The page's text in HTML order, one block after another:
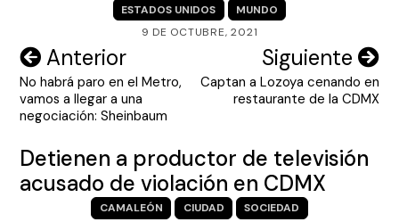
ESTADOS UNIDOS
MUNDO
9 DE OCTUBRE, 2021
Navegación
de
entradas
Anterior
No habrá paro en el Metro,
vamos a llegar a una
negociación: Sheinbaum
Siguiente
Captan a Lozoya cenando en
restaurante de la CDMX
Detienen a productor de televisión
acusado de violación en CDMX
CAMALEÓN CIUDAD
SOCIEDAD